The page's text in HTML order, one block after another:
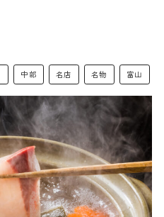
中部 名店 名物 富山